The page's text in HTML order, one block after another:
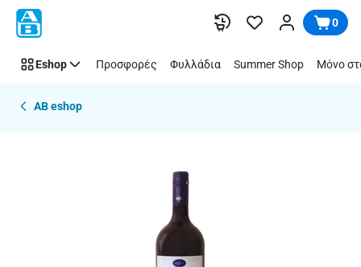
Παράλειψη 0
Eshop Προσφορές Φυλλάδια Summer Shop Μόνο
AB eshop